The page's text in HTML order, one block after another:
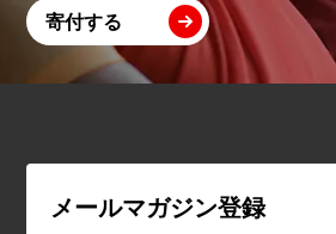
寄付する
メールマガジン登録